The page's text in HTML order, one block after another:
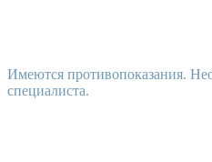
Имеются противопоказания.
специалиста.